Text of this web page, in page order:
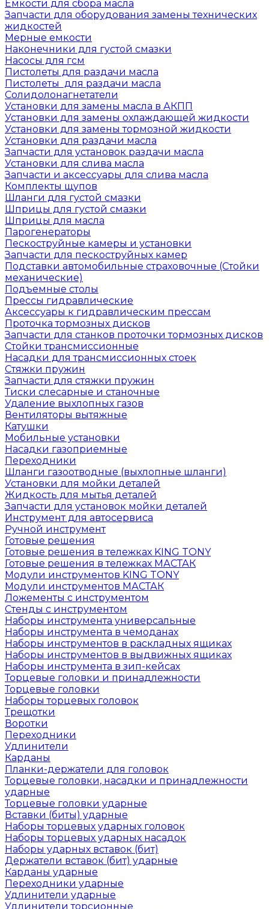
Емкости для сбора масла
Запчасти для оборудования замены технических
жидкостей
Мерные емкости
Наконечники для густой смазки
Насосы для гсм
Пистолеты для раздачи масла
Пистолеты для раздачи масла
Солидолонагнетатели
Установки для замены масла в АКПП
Установки для замены охлаждающей жидкости
Установки для замены тормозной жидкости
Установки для раздачи масла
Запчасти для установок раздачи масла
Установки для слива масла
Запчасти и аксессуары для слива масла
Комплекты щупов
Шланги для густой смазки
Шприцы для густой смазки
Шприцы для масла
Парогенераторы
Пескоструйные камеры и установки
Запчасти для пескоструйных камер
Подставки автомобильные страховочные (Стойки
механические)
Подъемные столы
Прессы гидравлические
Аксессуары к гидравлическим прессам
Проточка тормозных дисков
Запчасти для станков проточки тормозных дисков
Стойки трансмиссионные
Насадки для трансмиссионных стоек
Стяжки пружин
Запчасти для стяжки пружин
Тиски слесарные и станочные
Удаление выхлопных газов
Вентиляторы вытяжные
Катушки
Мобильные установки
Насадки газоприемные
Переходники
Шланги газоотводные (выхлопные шланги)
Установки для мойки деталей
Жидкость для мытья деталей
Запчасти для установок мойки деталей
Инструмент для автосервиса
Ручной инструмент
Готовые решения
Готовые решения в тележках KING TONY
Готовые решения в тележках МАСТАК
Модули инструментов KING TONY
Модули инструментов МАСТАК
Ложементы с инструментом
Стенды с инструментом
Наборы инструмента универсальные
Наборы инструмента в чемоданах
Наборы инструментов в раскладных ящиках
Наборы инструментов в выдвижных ящиках
Наборы инструмента в зип-кейсах
Торцевые головки и принадлежности
Торцевые головки
Наборы торцевых головок
Трещотки
Воротки
Переходники
Удлинители
Карданы
Планки-держатели для головок
Торцевые головки, насадки и принадлежности
ударные
Торцевые головки ударные
Вставки (биты) ударные
Наборы торцевых ударных головок
Наборы торцевых ударных насадок
Наборы ударных вставок (бит)
Держатели вставок (бит) ударные
Карданы ударные
Переходники ударные
Удлинители ударные
Удлинители торсионные